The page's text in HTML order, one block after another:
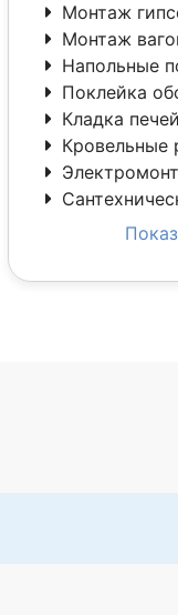
Монтаж
Монтаж
Напольные
Поклейка
Кладка
Кровельные